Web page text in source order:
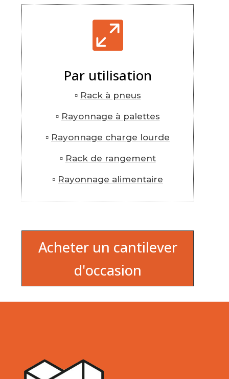

Par utilisation
▫ Rack à pneus
▫ Rayonnage à palettes
▫ Rayonnage charge lourde
▫ Rack de rangement
▫ Rayonnage alimentaire
Acheter un cantilever
d'occasion